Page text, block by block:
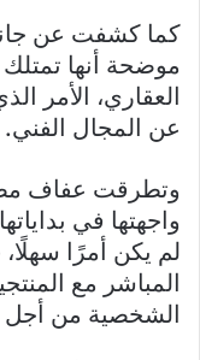
كما كشفت عن
موضحة أنها
العقاري، الأمر
عن المجال الفني.
وتطرقت عفاف
واجهتها في
لم يكن أمرًا
المباشر مع
الشخصية من أجل